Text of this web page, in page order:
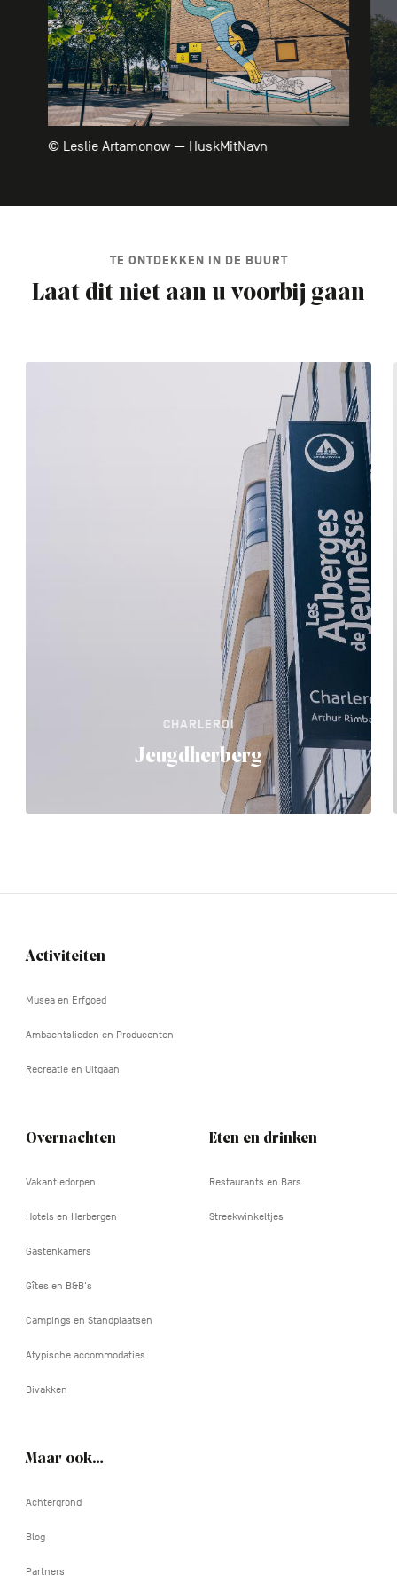
© Leslie Artamonow — HuskMitNavn
TE ONTDEKKEN IN DE BUURT
Laat dit niet aan u voorbij gaan
CHARLEROI
Jeugdherberg
Navigation
Activiteiten
Musea en Erfgoed
Ambachtslieden en Producenten
Recreatie en Uitgaan
Overnachten
Vakantiedorpen
Hotels en Herbergen
Gastenkamers
Gîtes en B&B's
Campings en Standplaatsen
Atypische accommodaties
Bivakken
Eten en drinken
Restaurants en Bars
Streekwinkeltjes
Maar ook…
Achtergrond
Blog
Partners